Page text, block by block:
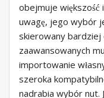
obejmuje
uwagę, jego wybór
skierowany bardziej
zaawansowanych
importowanie
szeroka
nadrabia wybór nut.